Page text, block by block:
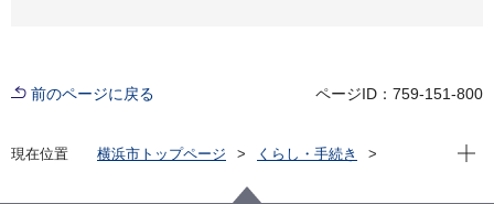
前のページに戻る ページID：759-151-800
現在位置 横浜市トップページ
くらし・手続き
都市づくりにおける総合調整
現在